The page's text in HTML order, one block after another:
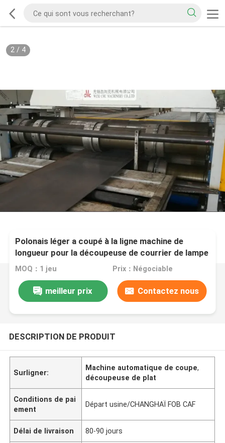
2/ 4
Polonais léger a coupé à la ligne machine de
longueur pour la découpeuse de courrier de lampe
d'épaisseur de 2 - de 6mm
MOQ：1 jeu Prix：Négociable
meilleur prix Contactez nous
DESCRIPTION DE PRODUIT
Surligner:
Machine automatique de coupe,
découpeuse de plat
Conditions de pai
ement
Départ usine/CHANGHAÏ FOB CAF
Délai de livraison 80-90 jours